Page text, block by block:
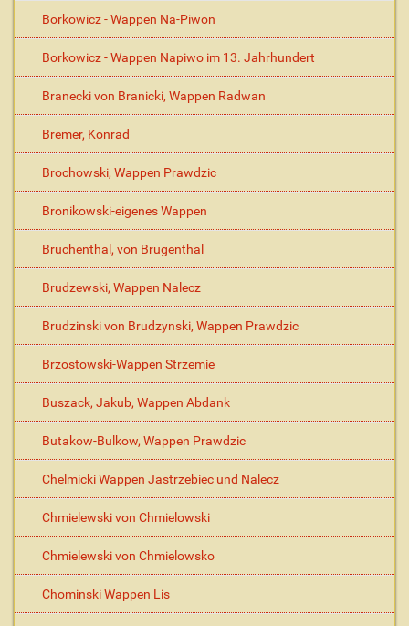
Borkowicz - Wappen Na-Piwon
Borkowicz - Wappen Napiwo im 13. Jahrhundert
Branecki von Branicki, Wappen Radwan
Bremer, Konrad
Brochowski, Wappen Prawdzic
Bronikowski-eigenes Wappen
Bruchenthal, von Brugenthal
Brudzewski, Wappen Nalecz
Brudzinski von Brudzynski, Wappen Prawdzic
Brzostowski-Wappen Strzemie
Buszack, Jakub, Wappen Abdank
Butakow-Bulkow, Wappen Prawdzic
Chelmicki Wappen Jastrzebiec und Nalecz
Chmielewski von Chmielowski
Chmielewski von Chmielowsko
Chominski Wappen Lis